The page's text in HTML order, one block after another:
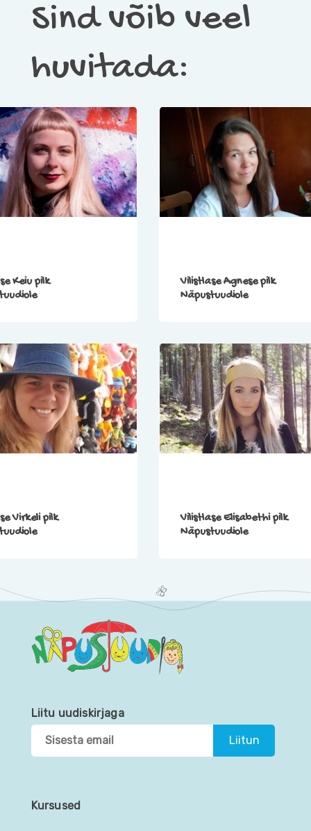
Sind võib veel
huvitada:
Keiu pilk
Vilistlase Agnese pilk
Näpustuudiole
Virkeli pilk
Vilistlase Elisabethi pilk
Näpustuudiole
Liitu uudiskirjaga
Kursused